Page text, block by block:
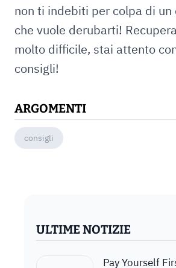
non ti indebiti per colpa di un
che vuole derubarti!
molto difficile, stai attento
consigli!
ARGOMENTI
consigli
ULTIME NOTIZIE
Pay Yourself